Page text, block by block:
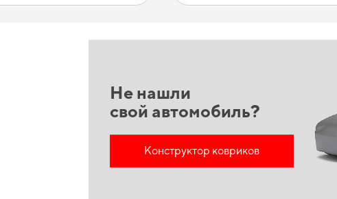
Не нашли
свой автомобиль?
Конструктор ковриков